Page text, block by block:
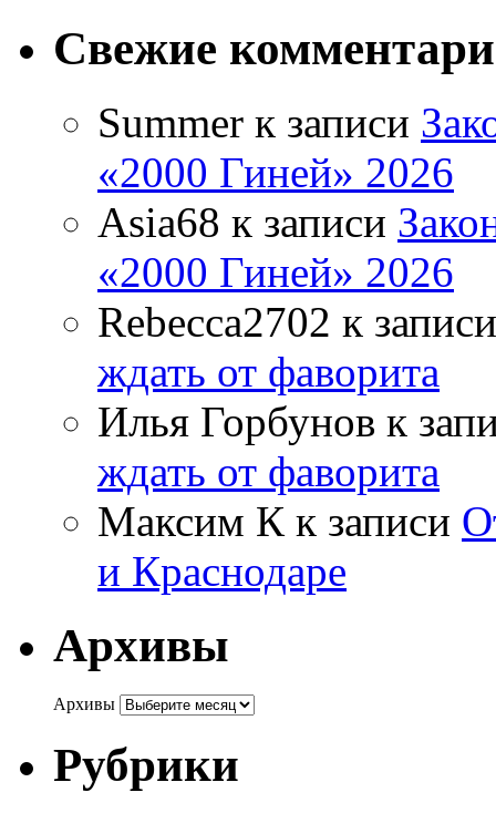
Свежие
Summer к записи
«2000 Гиней» 2026
Asia68 к записи
«2000 Гиней» 2026
Rebecca2702 к
ждать от фаворита
Илья Горбунов к
ждать от фаворита
Максим К к записи
и Краснодаре
Архивы
Архивы
Рубрики